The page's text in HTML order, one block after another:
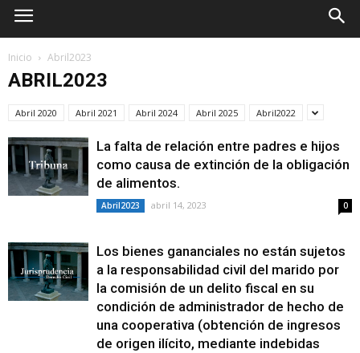
Inicio Abril2023
ABRIL2023
Abril 2020 Abril 2021 Abril 2024 Abril 2025 Abril2022
La falta de relación entre padres e hijos
como causa de extinción de la obligación
de alimentos.
Abril2023 abril 14, 2023 0
Los bienes gananciales no están sujetos
a la responsabilidad civil del marido por
la comisión de un delito fiscal en su
condición de administrador de hecho de
una cooperativa (obtención de ingresos
de origen ilícito, mediante indebidas